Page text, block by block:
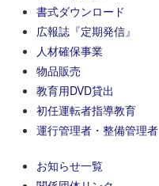
書式ダウンロード
広報誌『定期発信』
人材確保事業
物品販売
教育用DVD貸出
初任運転者指導教育
運行管理者・整備管理者
お知らせ一覧